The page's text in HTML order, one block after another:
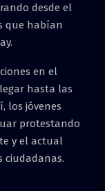
desde el
que habían
en el
hasta las
los jóvenes
protestando
y el actual
ciudadanas.